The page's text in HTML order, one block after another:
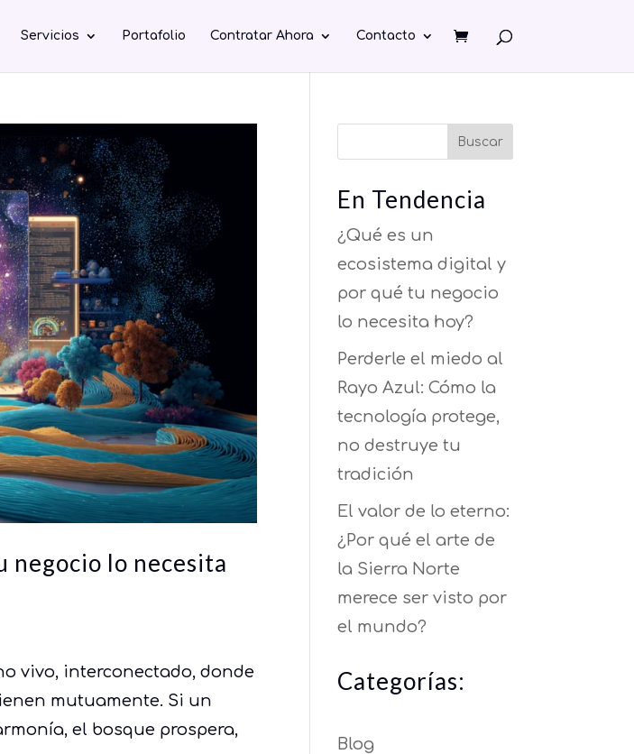
Servicios Portafolio Contratar Ahora Contacto
negocio lo necesita
vivo, interconectado, donde
mutuamente. Si un
el bosque prospera,
Buscar
En Tendencia
¿Qué es un
ecosistema digital y
por qué tu negocio
lo necesita hoy?
Perderle el miedo al
Rayo Azul: Cómo la
tecnología protege,
no destruye tu
tradición
El valor de lo eterno:
¿Por qué el arte de
la Sierra Norte
merece ser visto por
el mundo?
Categorías:
Blog